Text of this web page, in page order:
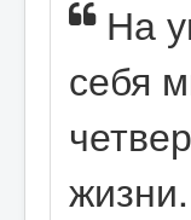
Поиск
На
себя
жизни.